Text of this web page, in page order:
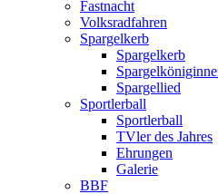
Fastnacht
Volksradfahren
Spargelkerb
Spargelkerb
Spargellied
Sportlerball
Sportlerball
TVler des Jahres
Ehrungen
Galerie
BBF